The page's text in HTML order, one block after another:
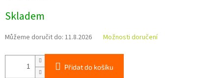
cena:
Skladem
Můžeme doručit do: 11.8.2026 Možnosti doručení
Přidat do košíku